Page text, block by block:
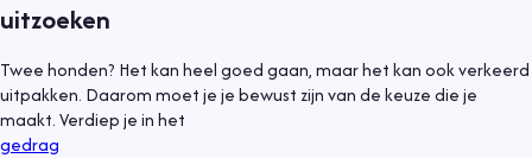
uitzoeken
Twee honden? Het kan heel goed gaan, maar het kan ook verkeerd
uitpakken. Daarom moet je je bewust zijn van de keuze die je
maakt. Verdiep je in het
gedrag